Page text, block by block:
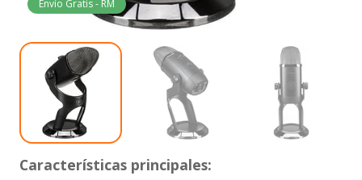
Envío Gratis - RM
Características principales: